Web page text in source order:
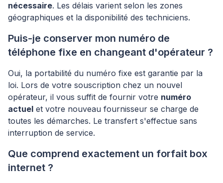
nécessaire. Les délais varient selon les zones
géographiques et la disponibilité des techniciens.
Puis-je conserver mon numéro de
téléphone fixe en changeant d'opérateur ?
Oui, la portabilité du numéro fixe est garantie par la
loi. Lors de votre souscription chez un nouvel
opérateur, il vous suffit de fournir votre numéro
actuel et votre nouveau fournisseur se charge de
toutes les démarches. Le transfert s'effectue sans
interruption de service.
Que comprend exactement un forfait box
internet ?